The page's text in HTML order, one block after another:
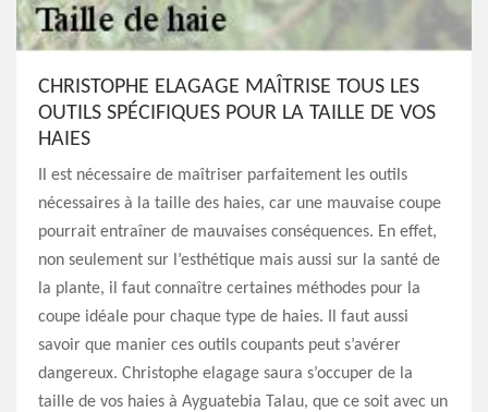
CHRISTOPHE ELAGAGE MAÎTRISE TOUS LES
OUTILS SPÉCIFIQUES POUR LA TAILLE DE VOS
HAIES
Il est nécessaire de maîtriser parfaitement les outils
nécessaires à la taille des haies, car une mauvaise coupe
pourrait entraîner de mauvaises conséquences. En effet,
non seulement sur l’esthétique mais aussi sur la santé de
la plante, il faut connaître certaines méthodes pour la
coupe idéale pour chaque type de haies. Il faut aussi
savoir que manier ces outils coupants peut s’avérer
dangereux. Christophe elagage saura s’occuper de la
taille de vos haies à Ayguatebia Talau, que ce soit avec un